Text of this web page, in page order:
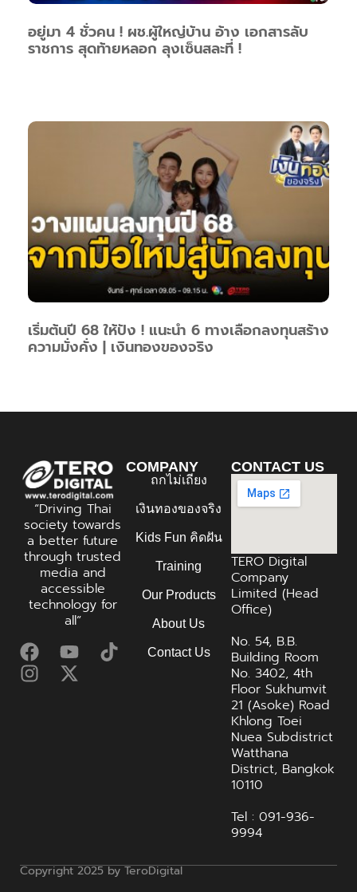
อยู่มา 4 ชั่วคน ! ผช.ผู้ใหญ่บ้าน อ้าง เอกสารลับ
ราชการ สุดท้ายหลอก ลุงเซ็นสละที่ !
เริ่มต้นปี 68 ให้ปัง ! แนะนำ 6 ทางเลือกลงทุนสร้าง
ความมั่งคั่ง | เงินทองของจริง
“Driving Thai
society towards
a better future
through trusted
media and
accessible
technology for
all”
COMPANY
ถกไม่เถียง
เงินทองของจริง
Kids Fun คิดฝัน
Training
Our Products
About Us
Contact Us
CONTACT US
TERO Digital
Company
Limited (Head
Office)
No. 54, B.B.
Building Room
No. 3402, 4th
Floor Sukhumvit
21 (Asoke) Road
Khlong Toei
Nuea Subdistrict
Watthana
District, Bangkok
10110
Tel : 091-936-
9994
Copyright 2025 by TeroDigital